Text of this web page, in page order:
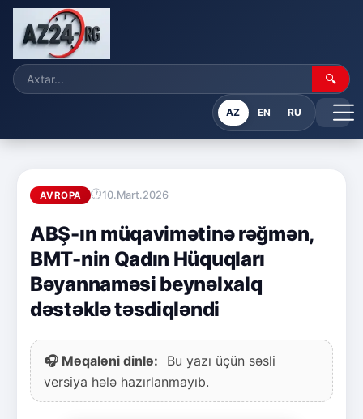
🔍
AZ EN RU
AVROPA 10.Mart.2026
ABŞ-ın müqavimətinə rəğmən,
BMT-nin Qadın Hüquqları
Bəyannaməsi beynəlxalq
dəstəklə təsdiqləndi
🎧 Məqaləni dinlə:
Bu yazı üçün səsli
versiya hələ hazırlanmayıb.